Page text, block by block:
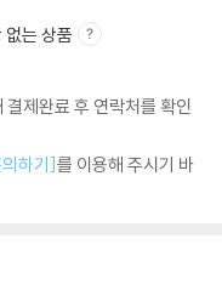
없는 상품
제완료 후 연락처를 확인
하기]를 이용해 주시기 바